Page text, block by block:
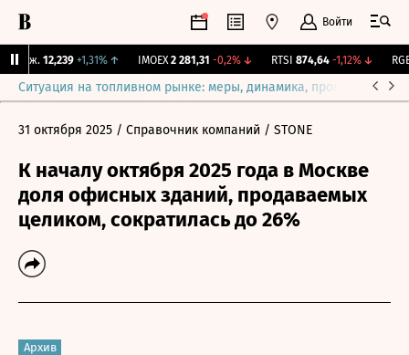
Войти
Бирж. 12,239 +1,31% ↑ IMOEX 2 281,31 -0,2%↓ RTSI 874,64 -1,12%↓ RGBI
Ситуация на топливном рынке: меры, динамика, прогнозы
31 октября 2025 / Справочник компаний / STONE
К началу октября 2025 года в Москве
доля офисных зданий, продаваемых
целиком, сократилась до 26%
Архив